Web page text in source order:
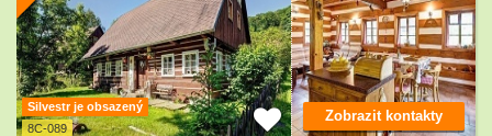
Silvestr je obsazený
8C-089
Zobrazit kontakty